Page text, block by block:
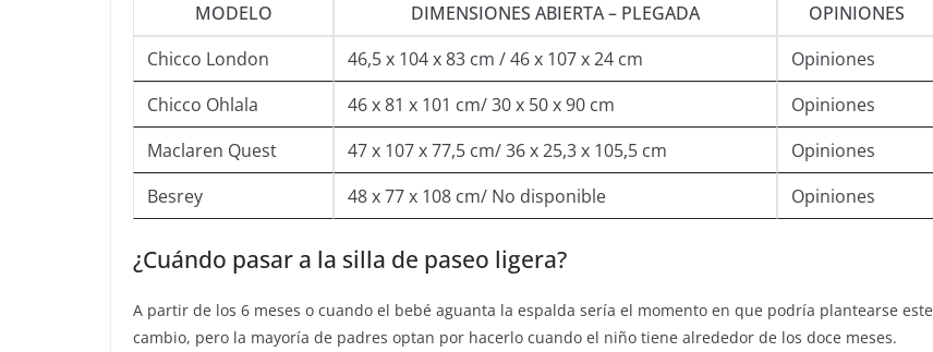
MODELO DIMENSIONES ABIERTA – PLEGADA
OPINIONES
Chicco London
46,5 x 104 x 83 cm / 46 x 107 x 24 cm
Opiniones
Chicco Ohlala
46 x 81 x 101 cm/ 30 x 50 x 90 cm
Opiniones
Maclaren Quest
47 x 107 x 77,5 cm/ 36 x 25,3 x 105,5 cm
Opiniones
Besrey
48 x 77 x 108 cm/ No disponible Opiniones
¿Cuándo pasar a la silla de paseo ligera?
A partir de los 6 meses o cuando el bebé aguanta la espalda sería el momento en que podría plantearse este
cambio, pero la mayoría de padres optan por hacerlo cuando el niño tiene alrededor de los doce meses.